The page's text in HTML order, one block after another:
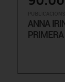
ANNA